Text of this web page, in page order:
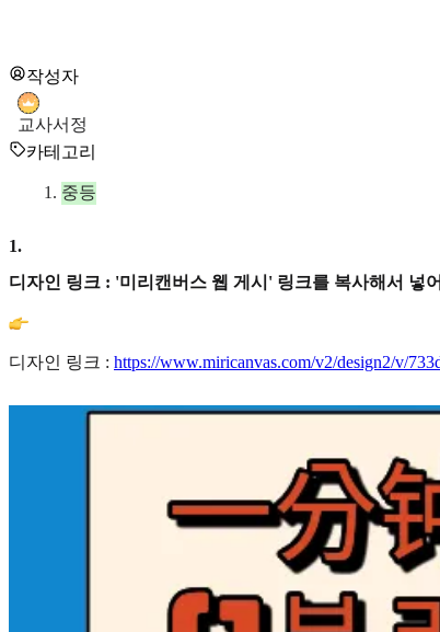
작성자
교사서정
카테고리
중등
1.
디자인 링크 : '미리캔버스 웹 게시' 링크를 복사해서 넣
디자인 링크 : https://www.miricanvas.com/v2/design2/v/